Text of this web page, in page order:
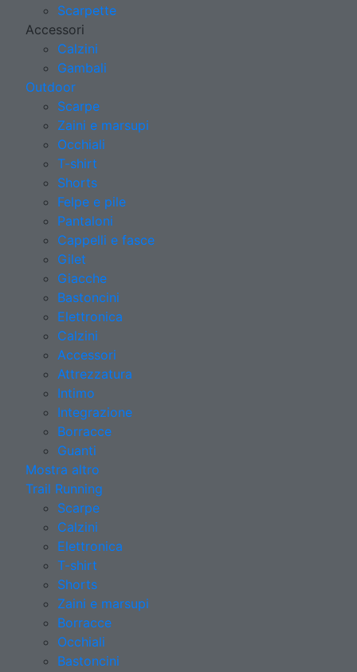
Scarpette
Accessori
Calzini
Gambali
Outdoor
Scarpe
Zaini e marsupi
Occhiali
T-shirt
Shorts
Felpe e pile
Pantaloni
Cappelli e fasce
Gilet
Giacche
Bastoncini
Elettronica
Calzini
Accessori
Attrezzatura
Intimo
Integrazione
Borracce
Guanti
Mostra altro
Trail Running
Scarpe
Calzini
Elettronica
T-shirt
Shorts
Zaini e marsupi
Borracce
Occhiali
Bastoncini